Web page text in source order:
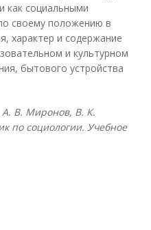
как социальными
своему положению в
характер и содержание
и культурном
бытового устройства
В. Миронов, В. К.
по социологии. Учебное